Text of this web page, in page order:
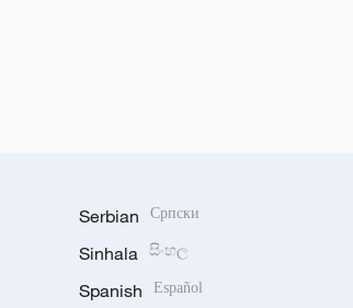
Serbian Српски
Sinhala සිංහල
Spanish Español